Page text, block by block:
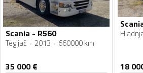
Scania - R560
Tegljač 2013 660000 km
35 000€ 18